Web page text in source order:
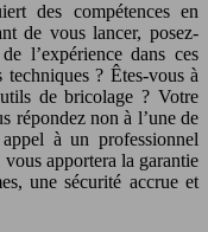
des compétences en
de vous lancer, posez-
l’expérience dans ces
techniques ? Êtes-vous à
de bricolage ? Votre
répondez non à l’une de
à un professionnel
apportera la garantie
une sécurité accrue et